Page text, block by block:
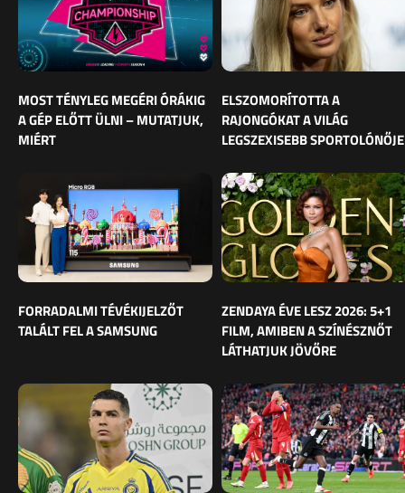
MOST TÉNYLEG MEGÉRI ÓRÁKIG
A GÉP ELŐTT ÜLNI – MUTATJUK,
MIÉRT
ELSZOMORÍTOTTA A
RAJONGÓKAT A VILÁG
LEGSZEXISEBB SPORTOLÓNŐJE
FORRADALMI TÉVÉKIJELZŐT
TALÁLT FEL A SAMSUNG
ZENDAYA ÉVE LESZ 2026: 5+1
FILM, AMIBEN A SZÍNÉSZNŐT
LÁTHATJUK JÖVŐRE